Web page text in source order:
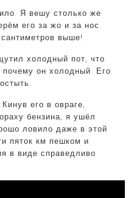
Я вешу столько же.
его за жо и за нос.
выше!
холодный пот, что
он холодный. Его
его в овраге,
бензина, я ушёл
ловило даже в этой
пяток км пешком и
в виде справедливо